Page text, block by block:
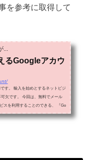
を参考に取得して
...
るGoogleアカウ
す。 輸入を始めとするネットビジ
欠です。 今回は、無料でメール
スを利用することのできる、 『Go